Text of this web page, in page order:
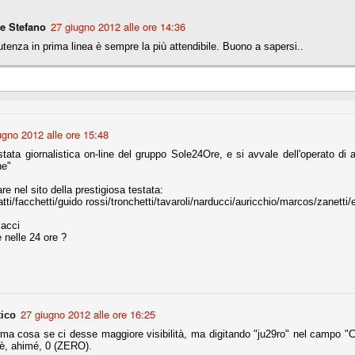
Stefano 27 giugno 2012 alle ore 14:36
in prima linea è sempre la più attendibile. Buono a sapersi..
2012 alle ore 15:48
giornalistica on-line del gruppo Sole24Ore, e si avvale dell'operato di
nel sito della prestigiosa testata:
facchetti/guido rossi/tronchetti/tavaroli/narducci/auricchio/marcos/zanetti/
nelle 24 ore ?
27 giugno 2012 alle ore 16:25
cosa se ci desse maggiore visibilità, ma digitando "ju29ro" nel campo
ahimé, 0 (ZERO).
- Lazio 2-0
italiana, diventando così la squadra più titolata in Italia in
i bianconeri a trovare una certa unità dopo le prime deludenti
non è una barzelletta. O forse sì, fate voi, ma non fa ridere. Ci
non è una storiaccia legata alla ex Jugoslavia. Dicevamo che ci sono
europee, e tutti e due sono appena arrivati a giocare in Italia. Il
e quindi non le commenteremo, le considerazioni (di parte)
dalla maggior parte dei media (chissà perché...), come fossero